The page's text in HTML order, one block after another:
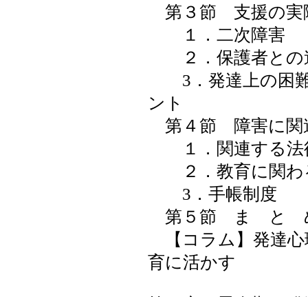
第３節 支援の実
１．二次障害
２．保護者との
3．発達上の困
ント
第４節 障害に関
１．関連する法
２．教育に関わ
3．手帳制度
第５節 ま と
【コラム】発達心
育に活かす